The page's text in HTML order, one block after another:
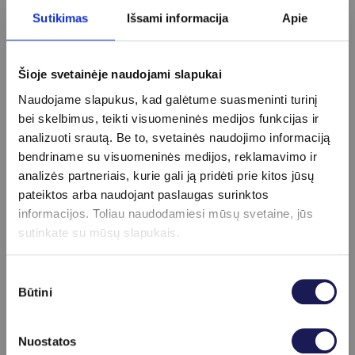
Sutikimas Išsami informacija Apie
Šioje svetainėje naudojami slapukai
Naudojame slapukus, kad galėtume suasmeninti turinį
bei skelbimus, teikti visuomeninės medijos funkcijas ir
analizuoti srautą. Be to, svetainės naudojimo informaciją
bendriname su visuomeninės medijos, reklamavimo ir
analizės partneriais, kurie gali ją pridėti prie kitos jūsų
pateiktos arba naudojant paslaugas surinktos
informacijos. Toliau naudodamiesi mūsų svetaine, jūs
sutinkate su mūsų slapukais.
pasirinkimas
Būtini
Nuostatos
Ar transferino tyrimas parodo anemiją?
Vien transferino tyrimas anemijos nepatvirtina,
dalis ir dažnai atliekamas kartu su kitais kraujo
tyrimais.
Kuo skiriasi transferinas ir feritinas?
Transferinas parodo geležies transportą kraujyje.
Feritinas atspindi geležies atsargas organizme.
Ar transferino tyrimas atliekamas iš kraujo?
Taip, tai veninio kraujo laboratorinis tyrimas.
Galima, tačiau papildai gali paveikti rezultatus,
todėl svarbu informuoti gydytoją arba